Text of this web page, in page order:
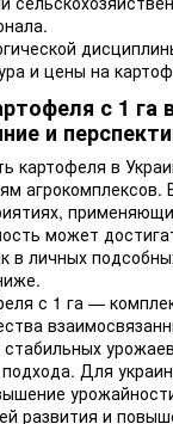
и цены на
с 1 га
и
картофеля в
может
в личных
с 1 га —
Для
развития и